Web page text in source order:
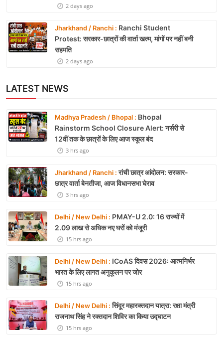
2 days ago
Jharkhand / Ranchi : Ranchi Student
Protest: सरकार-छात्रों की वार्ता खत्म, मांगों पर नहीं बनी
सहमति
2 days ago
LATEST NEWS
Madhya Pradesh / Bhopal : Bhopal
Rainstorm School Closure Alert: नर्सरी से
12वीं तक के छात्रों के लिए आज स्कूल बंद
3 hrs ago
Jharkhand / Ranchi :रांची छात्र आंदोलन: सरकार-
छात्र वार्ता बेनतीजा, आज विधानसभा घेराव
3 hrs ago
Delhi / New Delhi : PMAY-U 2.0: 16 राज्यों में
2.09 लाख से अधिक नए घरों को मंजूरी
15 hrs ago
Delhi / New Delhi : ICoAS दिवस 2026: आत्मनिर्भर
भारत के लिए लागत अनुकूलन पर जोर
15 hrs ago
Delhi / New Delhi :सिंदूर महारक्तदान यात्रा: रक्षा मंत्री
राजनाथ सिंह ने रक्तदान शिविर का किया उद्घाटन
15 hrs ago